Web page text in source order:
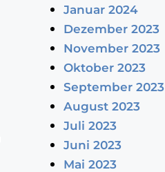
Januar 2024
Dezember 2023
November 2023
Oktober 2023
September 2023
August 2023
Juli 2023
Juni 2023
Mai 2023